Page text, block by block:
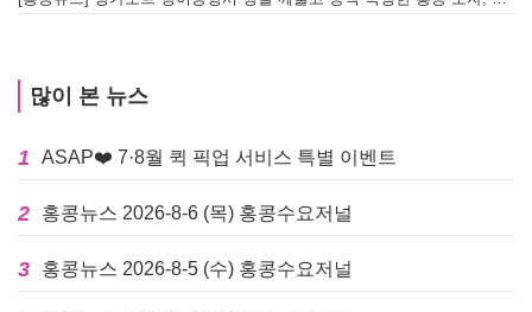
많이 본 뉴스
1 ASAP❤️ 7·8월 퀵 픽업 서비스 특별 이벤트
2 홍콩뉴스 2026-8-6 (목) 홍콩수요저널
3 홍콩뉴스 2026-8-5 (수) 홍콩수요저널